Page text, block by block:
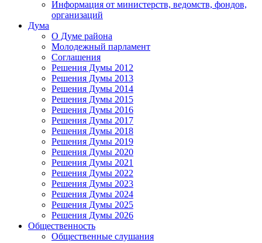
Информация от министерств, ведомств, фондов,
организаций
Дума
О Думе района
Молодежный парламент
Соглашения
Решения Думы 2012
Решения Думы 2013
Решения Думы 2014
Решения Думы 2015
Решения Думы 2016
Решения Думы 2017
Решения Думы 2018
Решения Думы 2019
Решения Думы 2020
Решения Думы 2021
Решения Думы 2022
Решения Думы 2023
Решения Думы 2024
Решения Думы 2025
Решения Думы 2026
Общественность
Общественные слушания